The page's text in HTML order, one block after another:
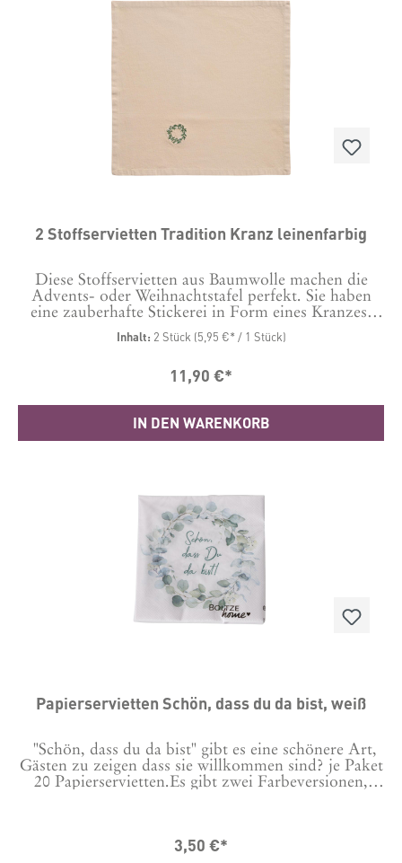
2 Stoffservietten Tradition Kranz leinenfarbig
Diese Stoffservietten aus Baumwolle machen die
Advents- oder Weihnachtstafel perfekt. Sie haben
eine zauberhafte Stickerei in Form eines Kranzes.
Maße: 40 x 40 cm Material: 100 % Baumwolle,
Stickerei Polyester.Waschbar bei 40 Grad
Inhalt: 2 Stück (5,95 €* / 1 Stück)
11,90 €*
IN DEN WARENKORB
Papierservietten Schön, dass du da bist, weiß
"Schön, dass du da bist" gibt es eine schönere Art,
Gästen zu zeigen dass sie willkommen sind? je Paket
20 Papierservietten.Es gibt zwei Farbeversionen,
3,50 €*